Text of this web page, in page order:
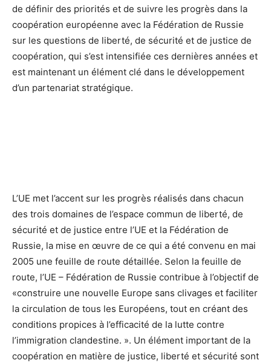
de définir des priorités et de suivre les progrès dans la
coopération européenne avec la Fédération de Russie
sur les questions de liberté, de sécurité et de justice de
coopération, qui s’est intensifiée ces dernières années et
est maintenant un élément clé dans le développement
d’un partenariat stratégique.
L’UE met l’accent sur les progrès réalisés dans chacun
des trois domaines de l’espace commun de liberté, de
sécurité et de justice entre l’UE et la Fédération de
Russie, la mise en œuvre de ce qui a été convenu en mai
2005 une feuille de route détaillée. Selon la feuille de
route, l’UE – Fédération de Russie contribue à l’objectif de
«construire une nouvelle Europe sans clivages et faciliter
la circulation de tous les Européens, tout en créant des
conditions propices à l’efficacité de la lutte contre
l’immigration clandestine. ». Un élément important de la
coopération en matière de justice, liberté et sécurité sont